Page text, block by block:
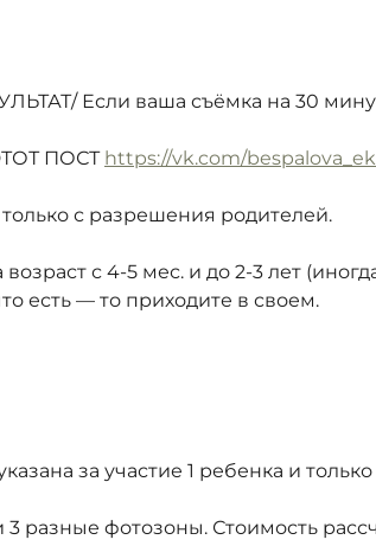
Если ваша съёмка на 30 минут
ПОСТ https://vk.com/
с разрешения родителей.
с 4-5 мес. и до 2-3 лет
есть — то приходите в своем.
за участие 1 ребенка и
3 разные фотозоны. Стоимость